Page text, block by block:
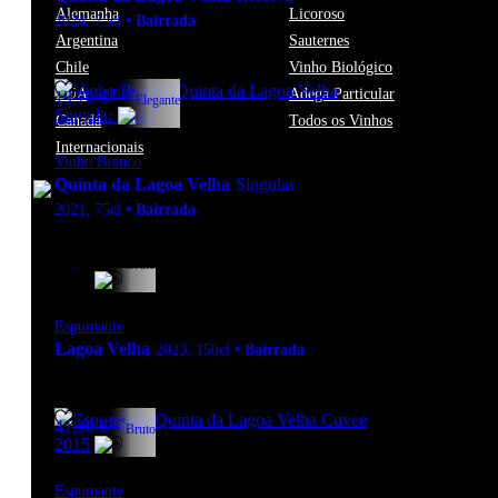
Alemanha
Argentina
Chile
EUA
Canadá
Internacionais
Licoroso
Sauternes
Vinho Biológico
Adega Particular
Todos os Vinhos
2024,75cl • Bairrada
19,70€13.0ºElegante
Vinho Branco
Quinta da Lagoa Velha Singular
2021, 75cl • Bairrada
Bruto
Espumante
Lagoa Velha 2023, 150cl • Bairrada
41,30€12ºBruto
Espumante